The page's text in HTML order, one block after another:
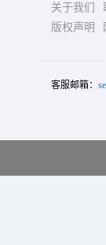
关于我们
版权声明
客服邮箱：